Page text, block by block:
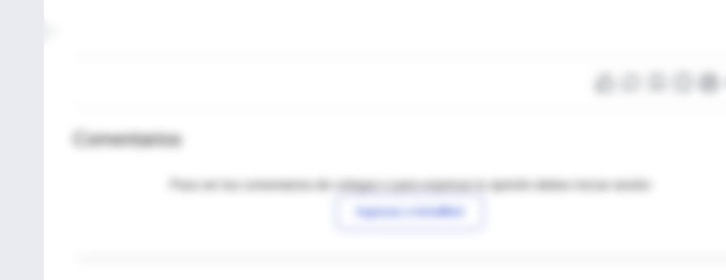
Comentarios
Para ver los comentarios de colegas o para expresar tu opinión debes iniciar sesión
Ingresar a IntraMed